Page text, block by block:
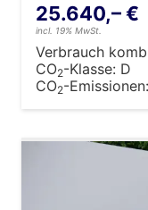
25.640,– €
incl. 19% MwSt.
Verbrauch
CO2-Klasse: D
CO2-Emissionen: